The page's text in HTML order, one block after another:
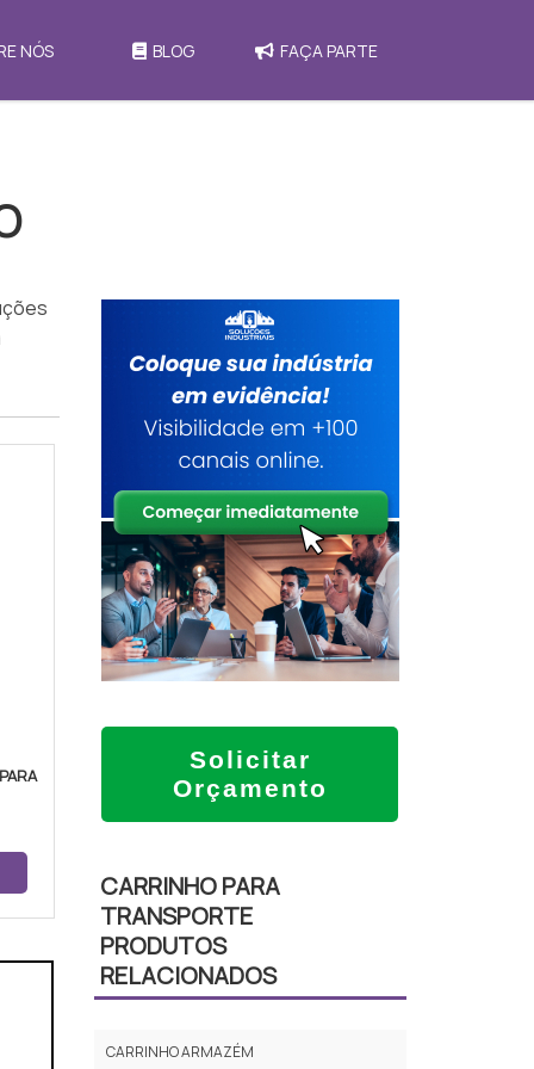
NÓS BLOG FAÇA PARTE
Solicitar
Orçamento
CARRINHO PARA
TRANSPORTE
PRODUTOS
RELACIONADOS
CARRINHO ARMAZÉM